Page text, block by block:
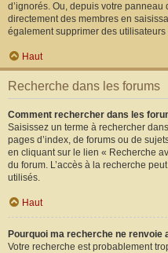
d’ignorés. Ou, depuis votre
directement des membres en
également supprimer des
Haut
Recherche dans les forums
Comment rechercher dans les
Saisissez un terme à rechercher
pages d’index, de forums ou de
en cliquant sur le lien « Recherche
du forum. L’accès à la recherche
utilisés.
Haut
Pourquoi ma recherche ne renvoie
Votre recherche est probablement